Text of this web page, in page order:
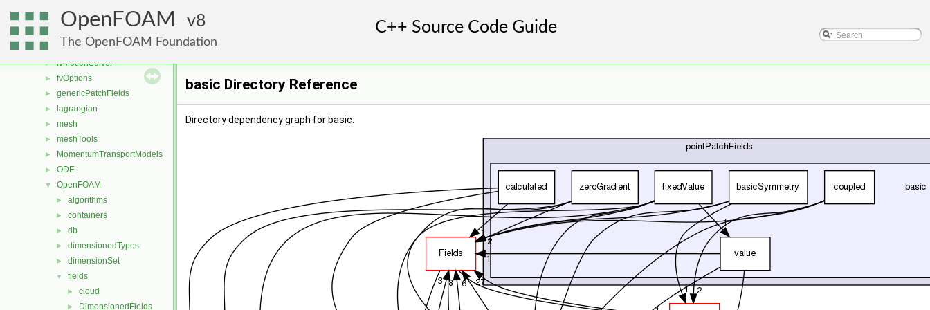
OpenFOAM 8
The OpenFOAM Foundation
finiteVolume
► functionObjects
► fvAgglomerationMethods
► fvMotionSolver
► fvOptions
► genericPatchFields
► lagrangian
► mesh
► meshTools
► MomentumTransportModels
► ODE
▼ OpenFOAM
► algorithms
► containers
► db
► dimensionedTypes
► dimensionSet
▼ fields
► cloud
► DimensionedFields
basic Directory Reference
Directory dependency graph for basic: